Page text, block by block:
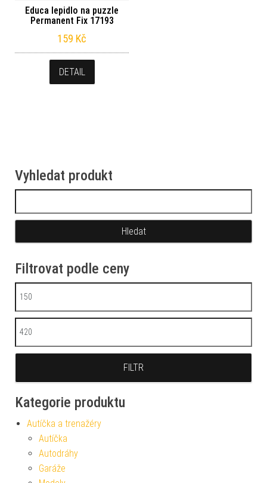
Educa lepidlo na puzzle
Permanent Fix 17193
159 Kč
DETAIL
Vyhledat produkt
Filtrovat podle ceny
Minimální cena
Maximální cena
FILTR
Kategorie produktu
Autíčka a trenažéry
Autíčka
Autodráhy
Garáže